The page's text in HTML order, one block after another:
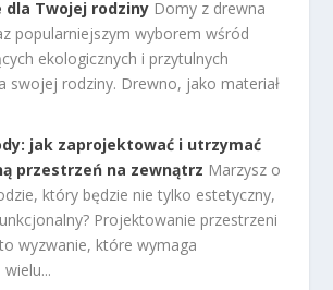
dla Twojej rodziny Domy z drewna
popularniejszym wyborem wśród
ekologicznych i przytulnych
swojej rodziny. Drewno, jako materiał
jak zaprojektować i utrzymać
przestrzeń na zewnątrz Marzysz o
który będzie nie tylko estetyczny,
Projektowanie przestrzeni
wyzwanie, które wymaga